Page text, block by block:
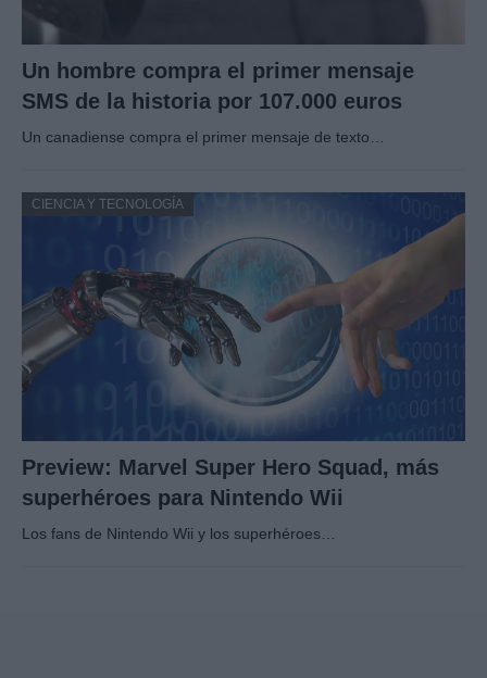
Un hombre compra el primer mensaje
SMS de la historia por 107.000 euros
Un canadiense compra el primer mensaje de texto…
CIENCIA Y TECNOLOGÍA
Preview: Marvel Super Hero Squad, más
superhéroes para Nintendo Wii
Los fans de Nintendo Wii y los superhéroes…